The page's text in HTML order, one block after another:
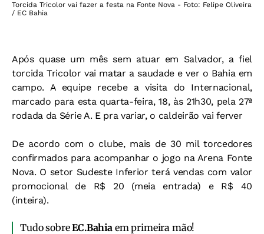
Torcida Tricolor vai fazer a festa na Fonte Nova - Foto: Felipe Oliveira
/ EC Bahia
Após quase um mês sem atuar em Salvador, a fiel
torcida Tricolor vai matar a saudade e ver o Bahia em
campo. A equipe recebe a visita do Internacional,
marcado para esta quarta-feira, 18, às 21h30, pela 27ª
rodada da Série A. E pra variar, o caldeirão vai ferver
De acordo com o clube, mais de 30 mil torcedores
confirmados para acompanhar o jogo na Arena Fonte
Nova. O setor Sudeste Inferior terá vendas com valor
promocional de R$ 20 (meia entrada) e R$ 40
(inteira).
Tudo sobreEC.Bahiaem primeira mão!